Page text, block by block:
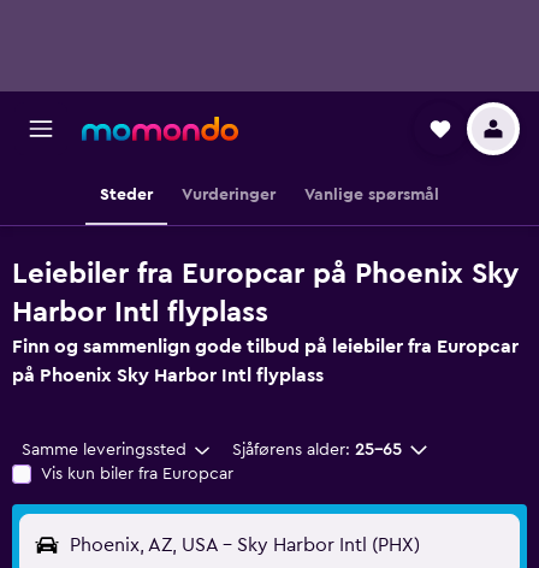
Steder Vurderinger Vanlige spørsmål
Leiebiler fra Europcar på Phoenix Sky
Harbor Intl flyplass
Finn og sammenlign gode tilbud på leiebiler fra Europcar
på Phoenix Sky Harbor Intl flyplass
Samme leveringssted Sjåførens alder: 25–65
Vis kun biler fra Europcar
Phoenix, AZ, USA - Sky Harbor Intl (PHX)